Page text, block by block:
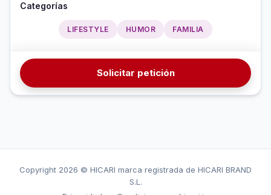
Categorías
LIFESTYLE HUMOR FAMILIA
Solicitar petición
Copyright 2026 © HICARI marca registrada de HICARI BRAND
S.L.